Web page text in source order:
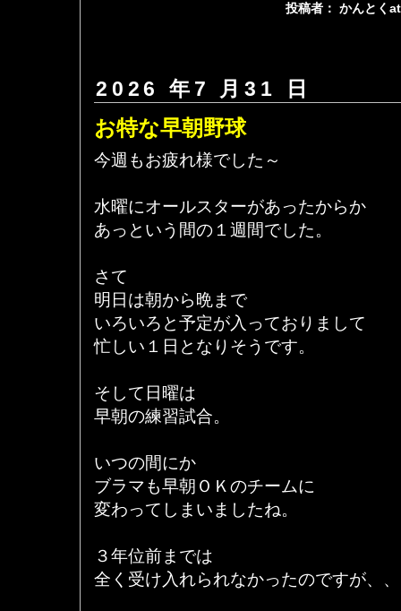
投稿者： かんとく
2026 年7 月31 日
お特な早朝野球
今週もお疲れ様でした～
水曜にオールスターがあったからか
あっという間の１週間でした。
さて
明日は朝から晩まで
いろいろと予定が入っておりまして
忙しい１日となりそうです。
そして日曜は
早朝の練習試合。
いつの間にか
ブラマも早朝ＯＫのチームに
変わってしまいましたね。
３年位前までは
全く受け入れられなかったのですが、、